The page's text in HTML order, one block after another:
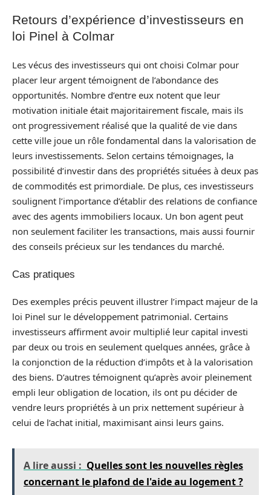
Retours d’expérience d’investisseurs en
loi Pinel à Colmar
Les vécus des investisseurs qui ont choisi Colmar pour
placer leur argent témoignent de l’abondance des
opportunités. Nombre d’entre eux notent que leur
motivation initiale était majoritairement fiscale, mais ils
ont progressivement réalisé que la qualité de vie dans
cette ville joue un rôle fondamental dans la valorisation de
leurs investissements. Selon certains témoignages, la
possibilité d’investir dans des propriétés situées à deux pas
de commodités est primordiale. De plus, ces investisseurs
soulignent l’importance d’établir des relations de confiance
avec des agents immobiliers locaux. Un bon agent peut
non seulement faciliter les transactions, mais aussi fournir
des conseils précieux sur les tendances du marché.
Cas pratiques
Des exemples précis peuvent illustrer l’impact majeur de la
loi Pinel sur le développement patrimonial. Certains
investisseurs affirment avoir multiplié leur capital investi
par deux ou trois en seulement quelques années, grâce à
la conjonction de la réduction d’impôts et à la valorisation
des biens. D’autres témoignent qu’après avoir pleinement
empli leur obligation de location, ils ont pu décider de
vendre leurs propriétés à un prix nettement supérieur à
celui de l’achat initial, maximisant ainsi leurs gains.
A lire aussi : Quelles sont les nouvelles règles
concernant le plafond de l'aide au logement ?